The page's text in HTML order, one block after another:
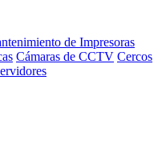
de Impresoras
Cámaras de CCTV Cercos